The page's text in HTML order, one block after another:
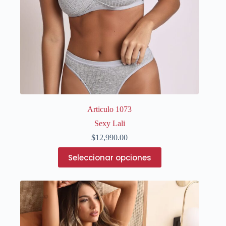
Articulo 1073
Sexy Lali
$12,990.00
Seleccionar opciones
producto
tiene
variantes.
Las
opciones
se
pueden